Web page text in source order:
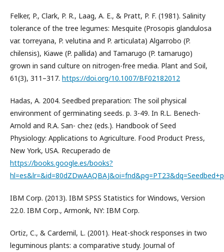
Felker, P., Clark, P. R., Laag, A. E., & Pratt, P. F. (1981). Salinity
tolerance of the tree legumes: Mesquite (Prosopis glandulosa
var. torreyana, P. velutina and P. articulata) Algarrobo (P.
chilensis), Kiawe (P. pallida) and Tamarugo (P. tamarugo)
grown in sand culture on nitrogen-free media. Plant and Soil,
61(3), 311–317. https://doi.org/10.1007/BF02182012
Hadas, A. 2004. Seedbed preparation: The soil physical
environment of germinating seeds. p. 3-49. In R.L. Benech-
Arnold and R.A. San- chez (eds.). Handbook of Seed
Physiology: Applications to Agriculture. Food Product Press,
New York, USA. Recuperado de
https://books.google.es/books?
IBM Corp. (2013). IBM SPSS Statistics for Windows, Version
22.0. IBM Corp., Armonk, NY: IBM Corp.
Ortiz, C., & Cardemil, L. (2001). Heat-shock responses in two
leguminous plants: a comparative study. Journal of